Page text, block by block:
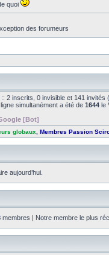
quoi
des forumeurs
2 inscrits, 0 invisible et 141
simultanément a été de 1644 le
[Bot]
globaux Membres Passion
aujourd’hui.
membres | Notre membre le plus